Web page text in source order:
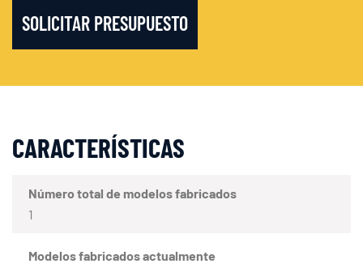
SOLICITAR PRESUPUESTO
CARACTERÍSTICAS
Número total de modelos fabricados
1
Modelos fabricados actualmente